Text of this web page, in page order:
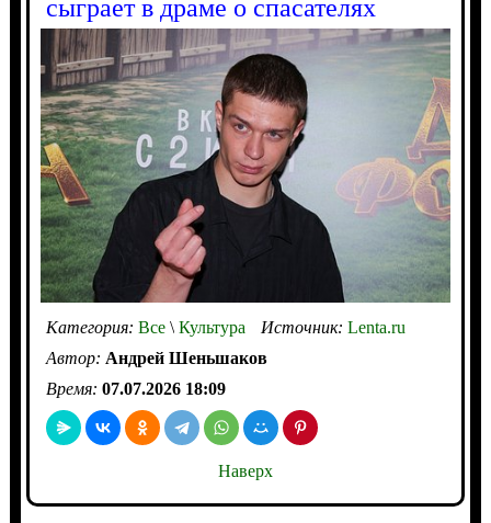
сыграет в драме о спасателях
Категория: Все\Культура Источник: Lenta.ru
Автор: Андрей Шеньшаков
Время: 07.07.2026 18:09
Наверх